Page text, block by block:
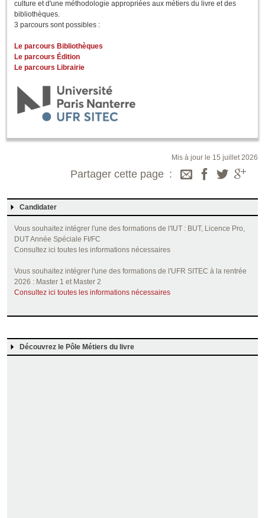
culture et d'une méthodologie appropriées aux métiers du livre et des
bibliothèques.
3 parcours sont possibles :
Le parcours Bibliothèques
Le parcours Édition
Le parcours Librairie
Mis à jour le 15 juillet 2026
Partager cette page
Candidater
Vous souhaitez intégrer l'une des formations de l'IUT : BUT, Licence Pro,
DUT Année Spéciale FI/FC
Consultez ici toutes les informations nécessaires
Vous souhaitez intégrer l'une des formations de l'UFR SITEC à la rentrée
2026 : Master 1 et Master 2
Consultez ici toutes les informations nécessaires
Découvrez le Pôle Métiers du livre